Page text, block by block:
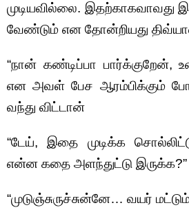
முடியவில்லை.
வேண்டும் என தோன்றியது
“நான் கண்டிப்பா பார்க்குறேன்,
என அவள் பேச ஆரம்பிக்கும்
வந்து விட்டான்
“டேய், இதை முடிக்க
என்ன கதை அளந்துட்டு இருக்க?”
“முடுஞ்சுருச்சுன்னே… வயர்